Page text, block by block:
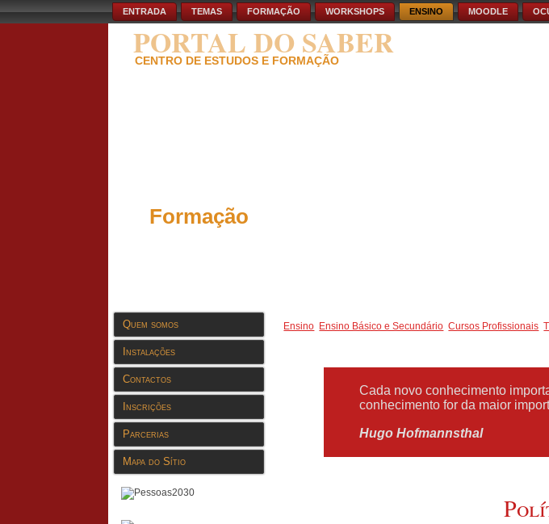
ENTRADA TEMAS FORMAÇÃO WORKSHOPS ENSINO MOODLE
PORTAL DO SABER
CENTRO DE ESTUDOS E FORMAÇÃO
Formação
Quem somos
Instalações
Contactos
Inscrições
Parcerias
Mapa do Sítio
Ensino Ensino Básico e Secundário Cursos Profissionais
Cada novo conhecimento
conhecimento for da maior
Hugo Hofmannsthal